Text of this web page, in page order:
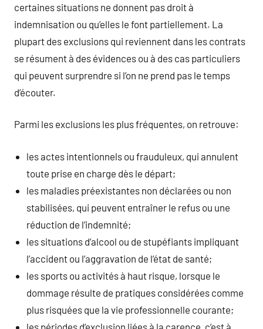
certaines situations ne donnent pas droit à
indemnisation ou qu’elles le font partiellement. La
plupart des exclusions qui reviennent dans les contrats
se résument à des évidences ou à des cas particuliers
qui peuvent surprendre si l’on ne prend pas le temps
d’écouter.
Parmi les exclusions les plus fréquentes, on retrouve:
les actes intentionnels ou frauduleux, qui annulent
toute prise en charge dès le départ;
les maladies préexistantes non déclarées ou non
stabilisées, qui peuvent entraîner le refus ou une
réduction de l’indemnité;
les situations d’alcool ou de stupéfiants impliquant
l’accident ou l’aggravation de l’état de santé;
les sports ou activités à haut risque, lorsque le
dommage résulte de pratiques considérées comme
plus risquées que la vie professionnelle courante;
les périodes d’exclusion liées à la carence, c’est à